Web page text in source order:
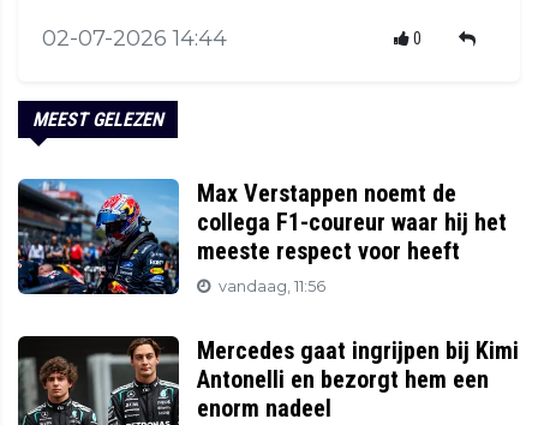
02-07-2026 14:44 0
MEEST GELEZEN
Max Verstappen noemt de
collega F1-coureur waar hij het
meeste respect voor heeft
vandaag, 11:56
Mercedes gaat ingrijpen bij Kimi
Antonelli en bezorgt hem een
enorm nadeel